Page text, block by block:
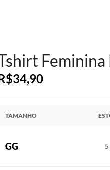
34,90
TAMANHO
GG